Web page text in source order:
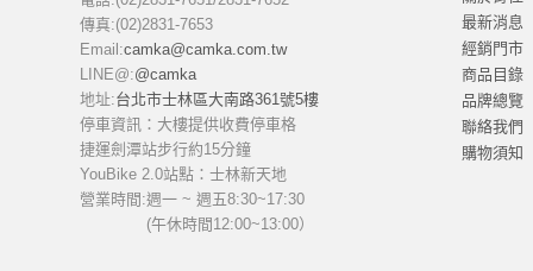
傳真:(02)2831-7653
Email:camka@camka.com.tw
LINE@:@camka
地址:台北市士林區大南路361號5樓
停車資訊：大樓提供收費停車格
捷運劍潭站步行約15分鐘
YouBike 2.0站點：士林新天地
營業時間:週一 ~ 週五8:30~17:30
(午休時間12:00~13:00）
最新消息
經銷門市
商品目錄
品牌總覽
聯絡我們
購物須知